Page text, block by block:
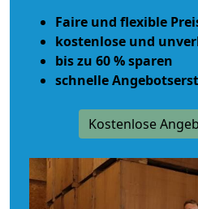
Faire und flexible
kostenlose und
bis zu 60 % sparen
schnelle
Kostenlose